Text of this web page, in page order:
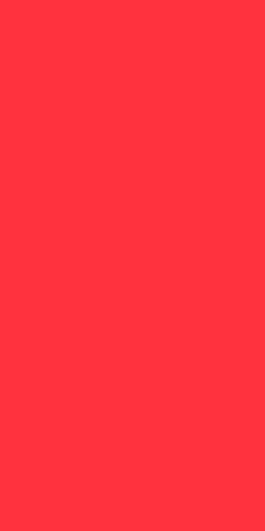
bezahlen. Unsere niedrigeren Gebühren bedeuten
Banken und Finanzinstituten. Sie benötigen Osttimor